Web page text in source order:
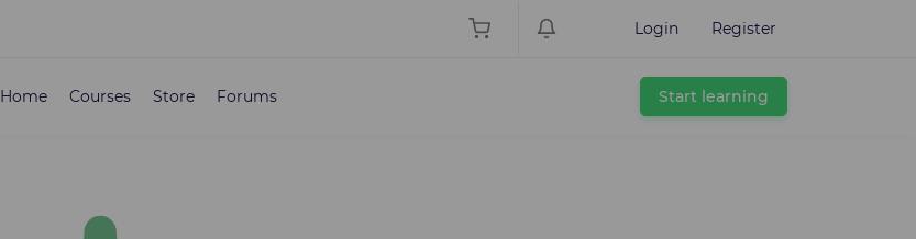
Login Register
Home Courses Store Forums Start learning